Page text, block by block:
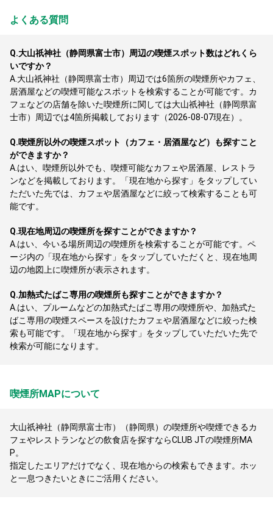
よくある質問
Q.大山祇神社（静岡県富士市）周辺の喫煙スポット数はどれくら
いですか？
A. 大山祇神社（静岡県富士市）周辺では6箇所の喫煙所やカフェ、
居酒屋などの喫煙可能なスポットを検索することが可能です。カ
フェなどの店舗を除いた喫煙所に関しては大山祇神社（静岡県富
士市）周辺では4箇所掲載しております（2026-08-07現在）。
Q.喫煙所以外の喫煙スポット（カフェ・居酒屋など）も探すこと
ができますか？
A. はい、喫煙所以外でも、喫煙可能なカフェや居酒屋、レストラ
ンなどを掲載しております。「現在地から探す」をタップしてい
ただいた先では、カフェや居酒屋などに絞って検索することも可
能です。
Q.現在地周辺の喫煙所を探すことができますか？
A. はい、今いる場所周辺の喫煙所を検索することが可能です。ペ
ージ内の「現在地から探す」をタップしていただくと、現在地周
辺の地図上に喫煙所が表示されます。
Q.加熱式たばこ専用の喫煙所も探すことができますか？
A. はい、プルームなどの加熱式たばこ専用の喫煙所や、加熱式た
ばこ専用の喫煙スペースを設けたカフェや居酒屋などに絞った検
索も可能です。「現在地から探す」をタップしていただいた先で
検索が可能になります。
喫煙所MAPについて
大山祇神社（静岡県富士市）（静岡県）の喫煙所や喫煙できるカ
フェやレストランなどの飲食店を探すならCLUB JTの喫煙所MA
P。
指定したエリアだけでなく、現在地からの検索もできます。ホッ
と一息つきたいときにご活用ください。